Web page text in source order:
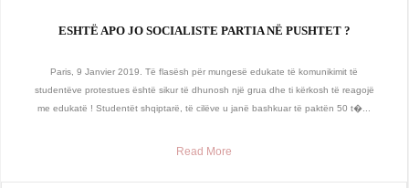
ESHTË APO JO SOCIALISTE PARTIA NË PUSHTET ?
Paris, 9 Janvier 2019. Të flasësh për mungesë edukate të komunikimit të
studentëve protestues është sikur të dhunosh një grua dhe ti kërkosh të reagojë
me edukatë ! Studentët shqiptarë, të cilëve u janë bashkuar të paktën 50 t�...
Read More